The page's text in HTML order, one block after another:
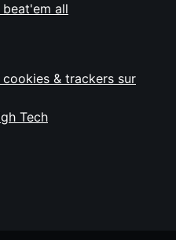
all
& trackers sur
Tech